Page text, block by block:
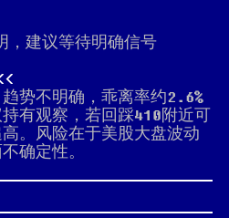
建议等待明确信号
势不明确，乖离率约2.6%
有观察，若回踩410附近可
。风险在于美股大盘波动
确定性。